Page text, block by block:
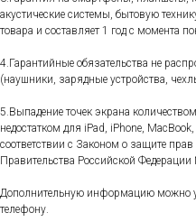
акустические системы, бытовую
товара и составляет 1 год с момента
4.Гарантийные обязательства не
(наушники, зарядные устройства,
5.Выпадение точек экрана
недостатком для iPad, iPhone,
соответствии с Законом о защите
Правительства Российской
Дополнительную информацию можно
телефону.